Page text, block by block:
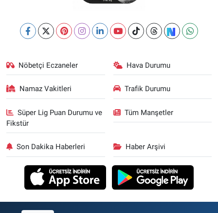
Nöbetçi Eczaneler Hava Durumu
Namaz Vakitleri Trafik Durumu
Süper Lig Puan Durumu ve
Fikstür
Tüm Manşetler
Son Dakika Haberleri Haber Arşivi